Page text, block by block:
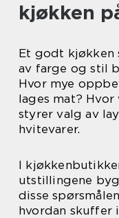
kjøkken
Et godt kjøkken
av farge og stil
Hvor mye
lages mat? Hvor
styrer valg av
hvitevarer.
I
utstillingene
disse
hvordan skuffer